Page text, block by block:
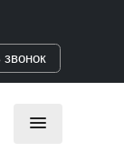
звонок